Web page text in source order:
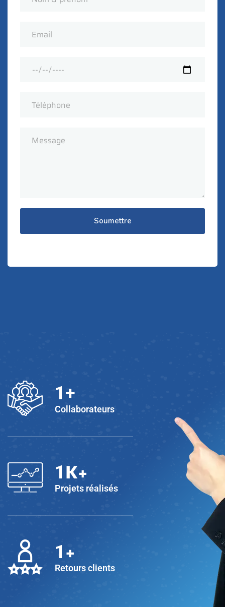
Soumettre
1+
Collaborateurs
1 K+
Projets réalisés
1 +
Retours clients